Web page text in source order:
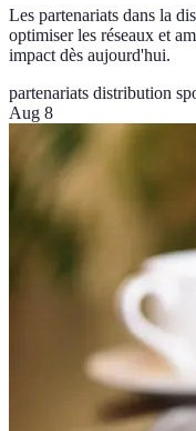
Les partenariats dans la
optimiser les réseaux et
impact dès aujourd'hui.
partenariats distribution
Aug 8